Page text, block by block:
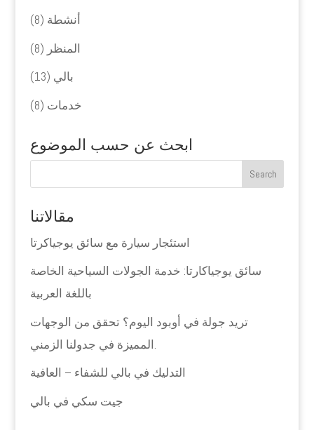
أنشطة (8)
المنظر (8)
بالي (13)
خدمات (8)
ابحث عن حسب الموضوع
مقالاتنا
استئجار سيارة مع سائق يوجياكرتا
سائق يوجياكارتا: خدمة الجولات السياحية الخاصة
باللغة العربية
تريد جولة في أوبود اليوم؟ تحقق من الوجهات
المميزة في جدولنا الزمني.
التدليك في بالي للشفاء – العافية
جيت سكي في بالي